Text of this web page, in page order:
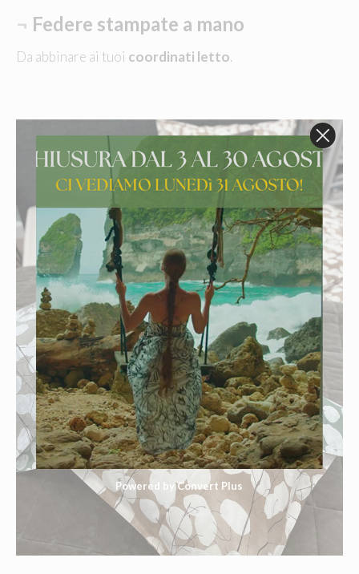
¬ Federe stampate a mano
Da abbinare ai tuoi coordinati letto.
Powered by Convert Plus